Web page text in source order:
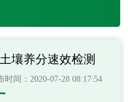
壤养分速效检测
时间：2020-07-28 08:17:54